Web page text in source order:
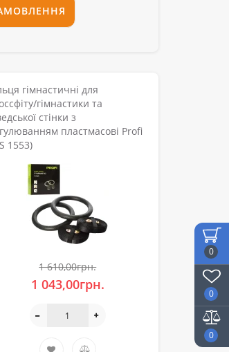
0
0
0
гімнастичні для
гімнастики та
стінки з
пластмасові Profi
1553)
1 610,00грн.
1 043,00грн.